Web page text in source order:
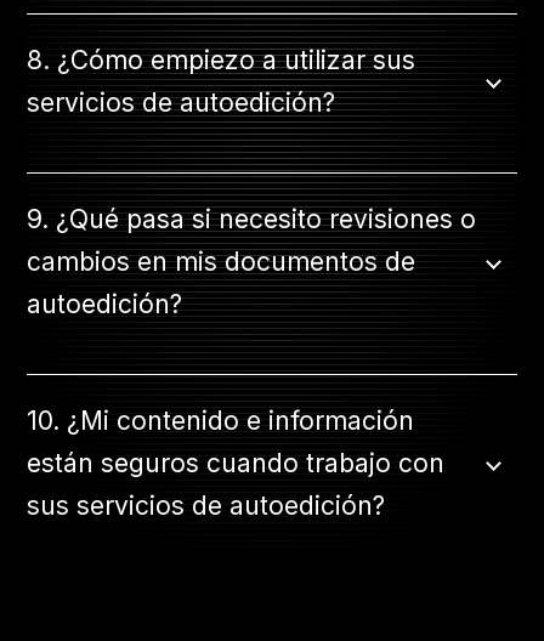
8. ¿Cómo empiezo a utilizar sus
servicios de autoedición?
9. ¿Qué pasa si necesito revisiones o
cambios en mis documentos de
autoedición?
10. ¿Mi contenido e información
están seguros cuando trabajo con
sus servicios de autoedición?